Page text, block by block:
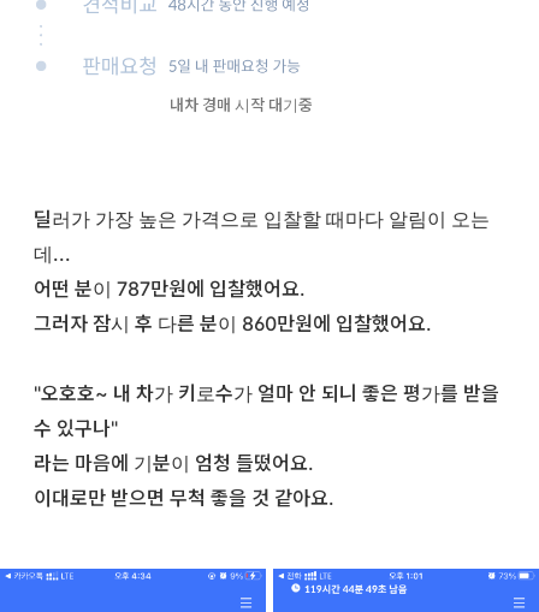
내차 경매 시작 대기중
딜러가 가장 높은 가격으로 입찰할 때마다 알림이 오는
데...
어떤 분이 787만원에 입찰했어요.
그러자 잠시 후 다른 분이 860만원에 입찰했어요.
"오호호~ 내 차가 키로수가 얼마 안 되니 좋은 평가를 받을
수 있구나"
라는 마음에 기분이 엄청 들떴어요.
이대로만 받으면 무척 좋을 것 같아요.